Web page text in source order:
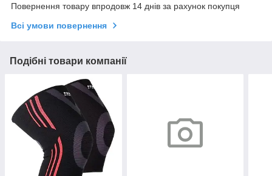
Повернення товару впродовж 14 днів за рахунок покупця
Всі умови повернення
Подібні товари компанії